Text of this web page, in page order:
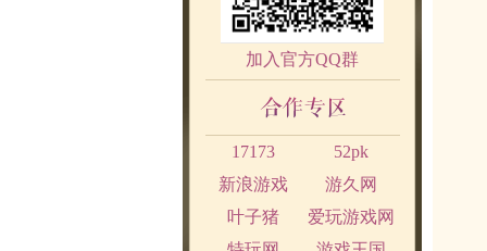
加入官方QQ群
17173
52pk
新浪游戏
游久网
叶子猪
爱玩游戏网